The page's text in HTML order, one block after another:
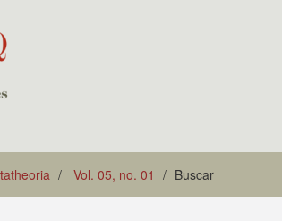
Vol. 05, no. 01 Buscar